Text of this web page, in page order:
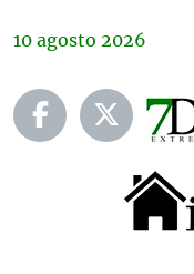
10 agosto 2026